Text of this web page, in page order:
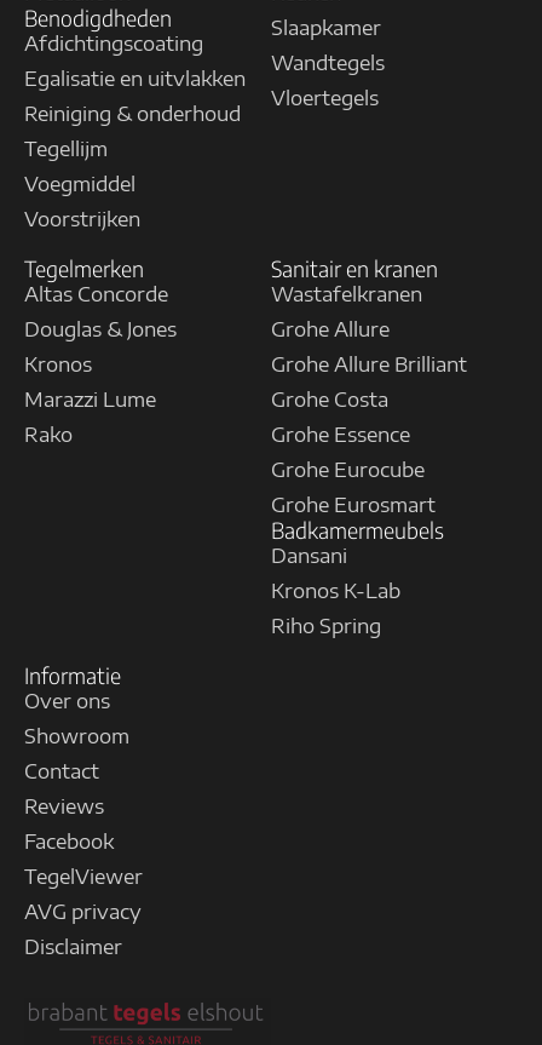
Benodigdheden
Afdichtingscoating
Egalisatie en uitvlakken
Reiniging & onderhoud
Tegellijm
Voegmiddel
Voorstrijken
Slaapkamer
Wandtegels
Vloertegels
Tegelmerken
Altas Concorde
Douglas & Jones
Kronos
Marazzi Lume
Rako
Sanitair en kranen
Wastafelkranen
Grohe Allure
Grohe Allure Brilliant
Grohe Costa
Grohe Essence
Grohe Eurocube
Grohe Eurosmart
Badkamermeubels
Dansani
Kronos K-Lab
Riho Spring
Informatie
Over ons
Showroom
Contact
Reviews
Facebook
TegelViewer
AVG privacy
Disclaimer